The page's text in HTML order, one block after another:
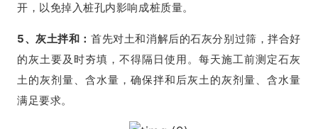
开，以免掉入桩孔内影响成桩质量。
5、灰土拌和：首先对土和消解后的石灰分别过筛，拌合好
的灰土要及时夯填，不得隔日使用。每天施工前测定石灰
土的灰剂量、含水量，确保拌和后灰土的灰剂量、含水量
满足要求。